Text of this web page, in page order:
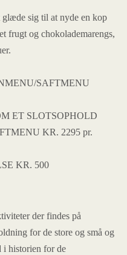
sig til at nyde en kop
frugt og chokolademarengs,
SAFTMENU
ET SLOTSOPHOLD
KR. 2295 pr.
KR. 500
der findes på
for de store og små og
i historien for de